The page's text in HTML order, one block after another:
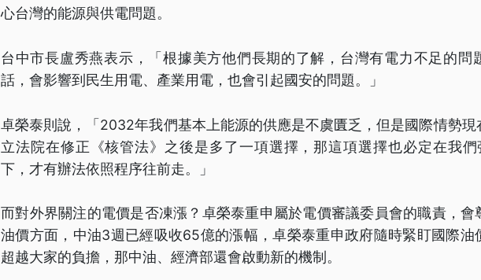
心台灣的能源與供電問題。
台中市長盧秀燕表示，「根據美方他們長期的了解，台灣有電力不足的問
話，會影響到民生用電、產業用電，也會引起國安的問題。」
卓榮泰則說，「2032年我們基本上能源的供應是不虞匱乏，但是國際情勢現
立法院在修正《核管法》之後是多了一項選擇，那這項選擇也必定在我
下，才有辦法依照程序往前走。」
而對外界關注的電價是否凍漲？卓榮泰重申屬於電價審議委員會的職責，會
油價方面，中油3週已經吸收65億的漲幅，卓榮泰重申政府隨時緊盯國際油
超越大家的負擔，那中油、經濟部還會啟動新的機制。